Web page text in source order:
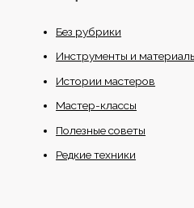
Без рубрики
Инструменты и
Истории мастеров
Мастер-классы
Полезные советы
Редкие техники